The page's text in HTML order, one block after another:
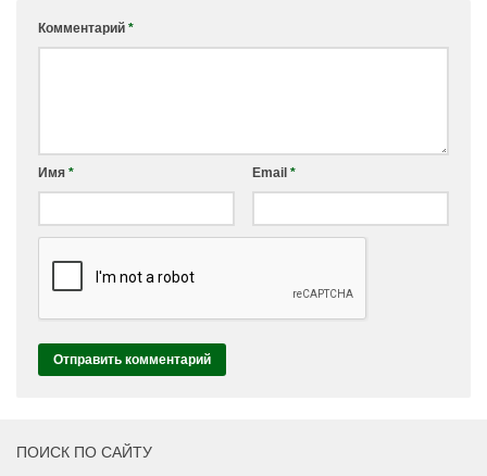
Комментарий *
Имя * Email *
ПОИСК ПО САЙТУ